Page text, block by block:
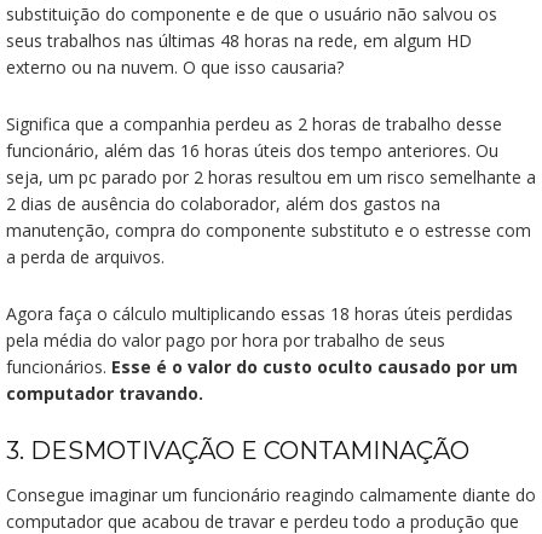
substituição do componente e de que o usuário não salvou os
seus trabalhos nas últimas 48 horas na rede, em algum HD
externo ou na nuvem. O que isso causaria?
Significa que a companhia perdeu as 2 horas de trabalho desse
funcionário, além das 16 horas úteis dos tempo anteriores. Ou
seja, um pc parado por 2 horas resultou em um risco semelhante a
2 dias de ausência do colaborador, além dos gastos na
manutenção, compra do componente substituto e o estresse com
a perda de arquivos.
Agora faça o cálculo multiplicando essas 18 horas úteis perdidas
pela média do valor pago por hora por trabalho de seus
funcionários. Esse é o valor do custo oculto causado por um
computador travando.
3. DESMOTIVAÇÃO E CONTAMINAÇÃO
Consegue imaginar um funcionário reagindo calmamente diante do
computador que acabou de travar e perdeu todo a produção que